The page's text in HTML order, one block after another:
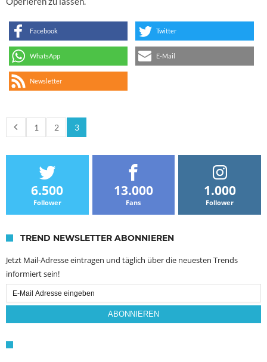
Facebook Twitter
WhatsApp E-Mail
Newsletter
1 2 3
6.500
Follower
13.000
Fans
1.000
Follower
TREND NEWSLETTER ABONNIEREN
Jetzt Mail-Adresse eintragen und täglich über die neuesten Trends
informiert sein!
Email
Subscription
ABONNIEREN